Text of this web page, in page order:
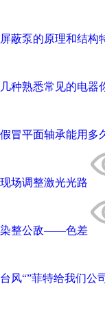
屏蔽泵的原理和结构
几种熟悉常见的电器
假冒平面轴承能用多
现场调整激光光路
染整公敌——色差
台风“”菲特给我们公